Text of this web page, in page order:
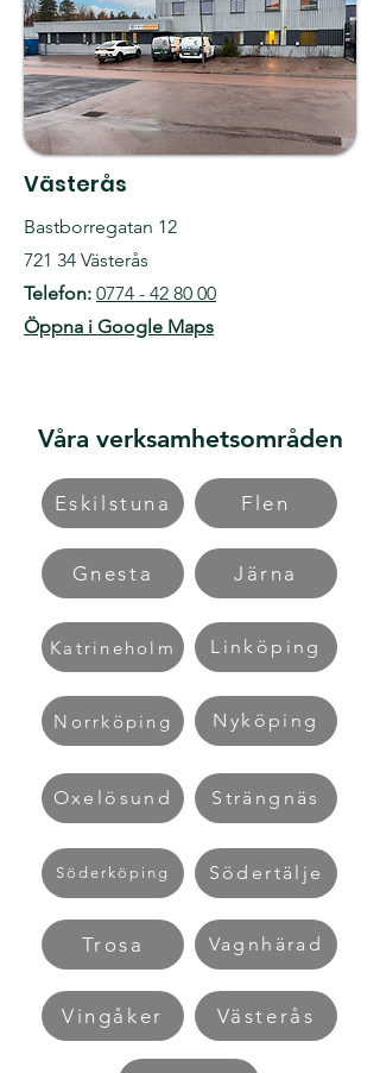
Västerås
Bastborregatan 12
721 34 Västerås
Telefon: 0774 - 42 80 00
Öppna i Google Maps
Våra verksamhetsområden
Eskilstuna Flen
Gnesta Järna
Katrineholm Linköping
Norrköping Nyköping
Oxelösund Strängnäs
Söderköping Södertälje
Trosa Vagnhärad
Vingåker Västerås